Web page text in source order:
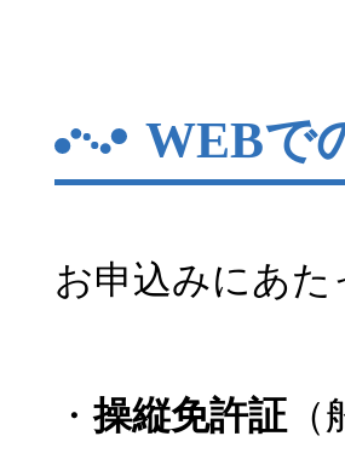
WEBで
お申込みにあ
・操縦免許証（